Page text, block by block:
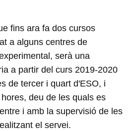
fins ara fa dos cursos
a alguns centres de
serà una
a partir del curs 2019-2020
de tercer i quart d'ESO, i
deu de les quals es
i amb la supervisió de les
el servei.